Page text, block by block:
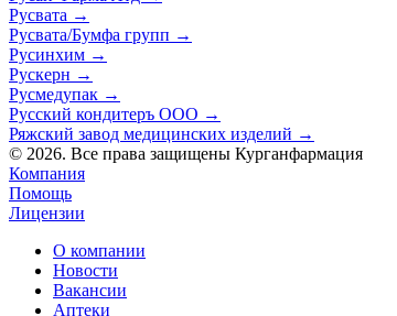
Русвата →
Русвата/Бумфа групп →
Русинхим →
Рускерн →
Русмедупак →
Русский кондитеръ ООО →
Ряжский завод медицинских изделий →
© 2026. Все права защищены Курганфармация
Компания
Помощь
Лицензии
О компании
Новости
Вакансии
Аптеки